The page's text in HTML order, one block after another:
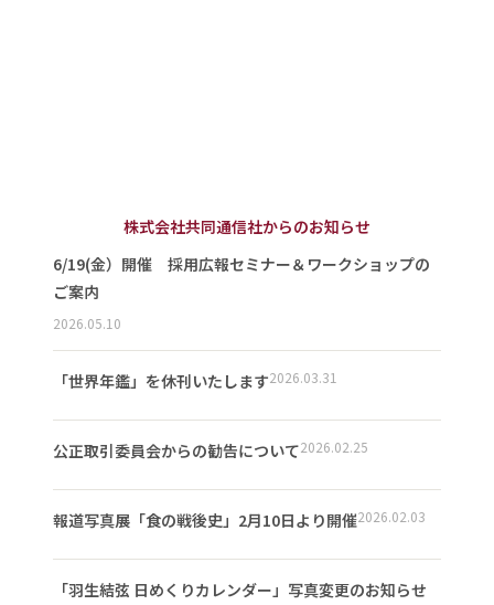
株式会社共同通信社からのお知らせ
6/19(金）開催 採用広報セミナー＆ワークショップの
ご案内
2026.05.10
「世界年鑑」を休刊いたします2026.03.31
公正取引委員会からの勧告について2026.02.25
報道写真展「食の戦後史」2月10日より開催2026.02.03
「羽生結弦 日めくりカレンダー」写真変更のお知らせ